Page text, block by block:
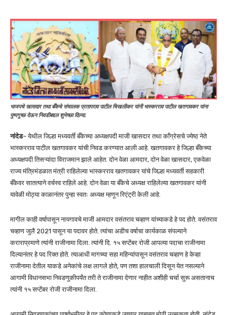
भाजपचे खासदार तथा बँकेचे संचालक प्रतापराव पाटील चिखलीकर यांनी भास्करराव पाटील खतगावकर यांना
पुष्पगुच्छ देऊन निवडीबद्दल शुभेच्छा दिल्या.
नांदेड– येथील जिल्हा मध्यवर्ती बँकेच्या अध्यक्षपदी माजी खासदार तथा काँग्रेसचे ज्येष्ठ नेते
भास्करराव पाटील खतगावकर यांची निवड करण्यात आली आहे. खतगावकर हे जिल्हा बँकेच्या
अध्यक्षपदी तिसऱ्यांदा विराजमान झाले आहेत. दोन वेळा आमदार, दोन वेळा खासदार, एकवेळा
राज्य मंत्रिमंडळात मंत्री राहिलेल्या भास्करराव खतगावकर यांचे जिल्हा मध्यवर्ती सहकारी
बँकेवर सातत्याने वर्चस्व राहिले आहे. दोन वेळा या बँकेचे अध्यक्ष राहिलेल्या खतगावकर यांनी
यावेळी मोठ्या काळानंतर पुन्हा स्वतः अध्यक्ष म्हणून रिएंट्री केली आहे.
मागील काही वर्षापासून नायगावचे माजी आमदार वसंतराव चव्हाण यांच्याकडे हे पद होते. वसंतराव
चव्हाण जुलै 2021 पासून या पदावर होते. त्यांचा अडीच वर्षाचा कार्यकाळ संपल्याने
कराराप्रमाणे त्यांनी राजीनामा दिला. त्यांनी दि. १५ सप्टेंबर रोजी आपल्या पदाचा राजीनामा
दिल्यानंतर हे पद रिक्त होते. त्याआधी मागच्या सहा महिन्यांपासून वसंतराव चव्हाण हे केव्हा
राजीनामा देतील याकडे अनेकांचे लक्ष लागले होते, पण तशा हालचाली दिसून येत नसल्याने
आगामी विधानसभा निवडणुकीपर्यंत तरी ते राजीनामा देणार नाहीत अशीही चर्चा सुरू असतानाच
त्यांनी १५ सप्टेंबर रोजी राजीनामा दिला.